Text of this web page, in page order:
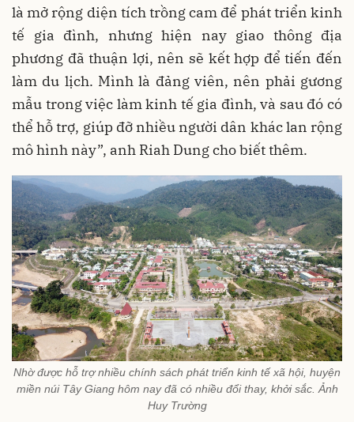
là mở rộng diện tích trồng cam để phát triển kinh
tế gia đình, nhưng hiện nay giao thông địa
phương đã thuận lợi, nên sẽ kết hợp để tiến đến
làm du lịch. Mình là đảng viên, nên phải gương
mẫu trong việc làm kinh tế gia đình, và sau đó có
thể hỗ trợ, giúp đỡ nhiều người dân khác lan rộng
mô hình này”, anh Riah Dung cho biết thêm.
Nhờ được hỗ trợ nhiều chính sách phát triển kinh tế xã hội, huyện
miền núi Tây Giang hôm nay đã có nhiều đổi thay, khởi sắc. Ảnh
Huy Trường